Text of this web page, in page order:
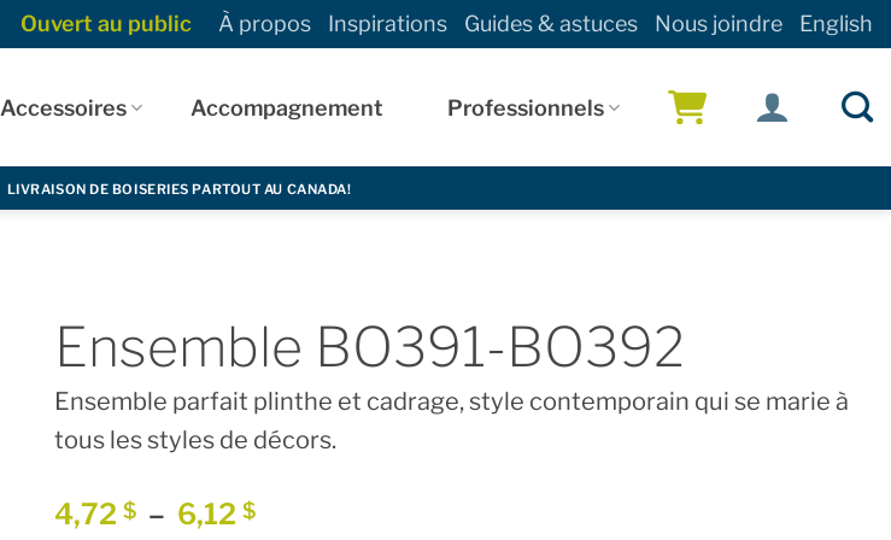
Ouvert au public À propos Inspirations Guides & astuces Nous joindre English
Accessoires Accompagnement Professionnels
LIVRAISON DE BOISERIES PARTOUT AU CANADA!
Ensemble BO391-BO392
Ensemble parfait plinthe et cadrage, style contemporain qui se marie à
tous les styles de décors.
4,72 $ – 6,12 $Plage